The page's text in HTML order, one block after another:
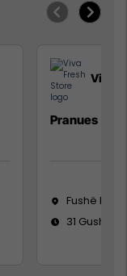
Viva
Pranues
Fushë
31 Gusht